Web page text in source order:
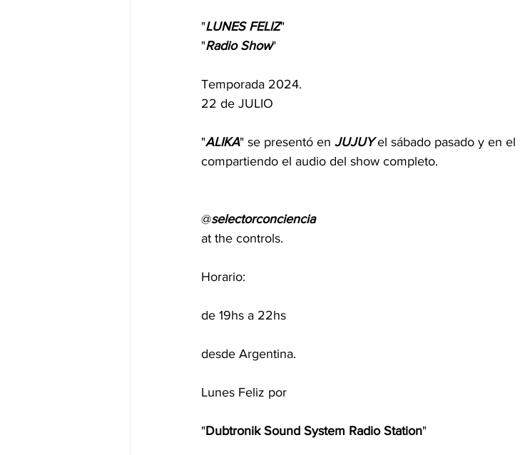
"LUNES FELIZ"
"Radio Show"
Temporada 2024.
22 de JULIO
"ALIKA" se presentó en JUJUY el sábado pasado y en el
compartiendo el audio del show completo.
@selectorconciencia
at the controls.
Horario:
de 19hs a 22hs
desde Argentina.
Lunes Feliz por
"Dubtronik Sound System Radio Station"